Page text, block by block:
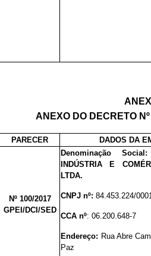
ANEXO DO DECRETO
PARECER DADOS DA
Nº 100/2017
GPEI/DCI/SED
Denominação
INDÚSTRIA E
LTDA.
CNPJ nº:84.453.224/
CCA nº: 06.200.648-7
Endereço: Rua Abre
Paz